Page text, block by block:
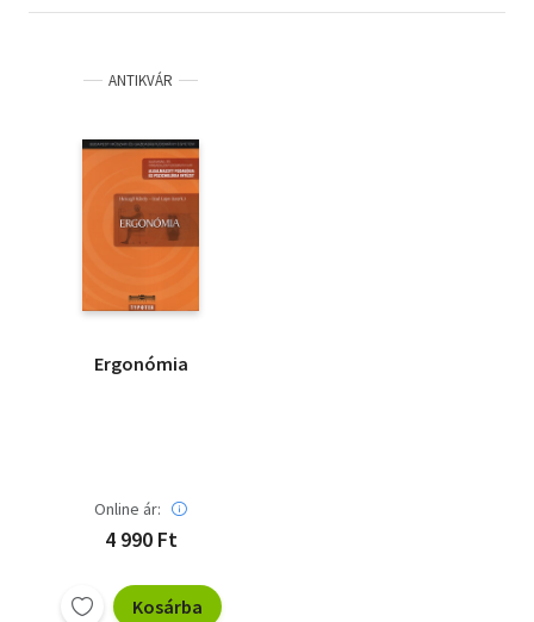
ANTIKVÁR
Ergonómia
Online ár:
4 990 Ft
Kosárba